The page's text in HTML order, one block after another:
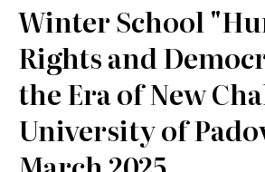
Winter School
Rights and
the Era of New
University of